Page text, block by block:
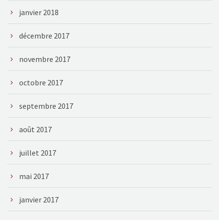
janvier 2018
décembre 2017
novembre 2017
octobre 2017
septembre 2017
août 2017
juillet 2017
mai 2017
janvier 2017